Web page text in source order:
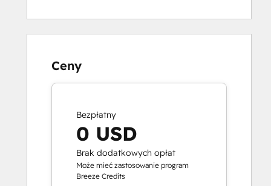
Ceny
Bezpłatny
0 USD
Brak dodatkowych opłat
Może mieć zastosowanie program
Breeze Credits